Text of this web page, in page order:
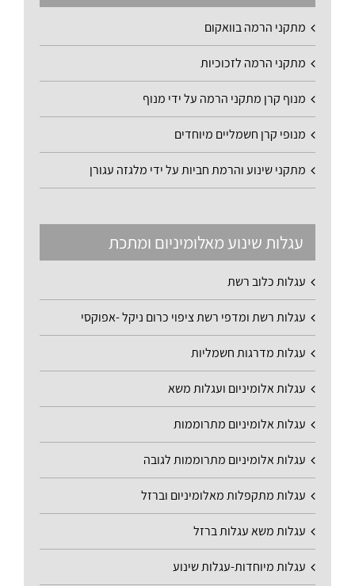
מתקני הרמה בוואקום
מתקני הרמה לזכוכיות
מנוף קרן מתקני הרמה על ידי מנוף
מנופי קרן חשמליים מיוחדים
מתקני שינוע והרמת חביות על ידי מלגזה עגורן
עגלות שינוע מאלומיניום ומתכת
עגלות כלוב רשת
עגלות רשת ומדפי רשת ציפוי כרום ניקל -אפוקסי
עגלות מדרגות חשמליות
עגלות אלומיניום ועגלות משא
עגלות אלומיניום מתרוממות
עגלות אלומיניום מתרוממות לגובה
עגלות מתקפלות מאלומיניום וברזל
עגלות משא עגלות ברזל
עגלות מיוחדות-עגלות שינוע